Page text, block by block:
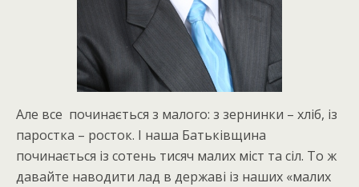
Але все починається з малого: з зернинки – хліб, із
паростка – росток. І наша Батьківщина
починається із сотень тисяч малих міст та сіл. То ж
давайте наводити лад в державі із наших «малих